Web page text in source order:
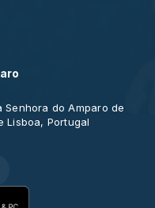
Senhora do Amparo de
Lisboa, Portugal